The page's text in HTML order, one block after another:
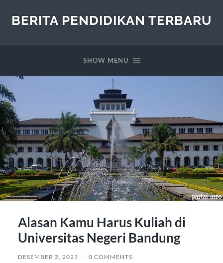
BERITA PENDIDIKAN TERBARU
SHOW MENU
Alasan Kamu Harus Kuliah di
Universitas Negeri Bandung
DESEMBER 2, 2023 / 0 COMMENTS